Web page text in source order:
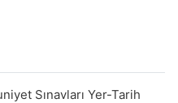
Sınavları Yer-Tarih